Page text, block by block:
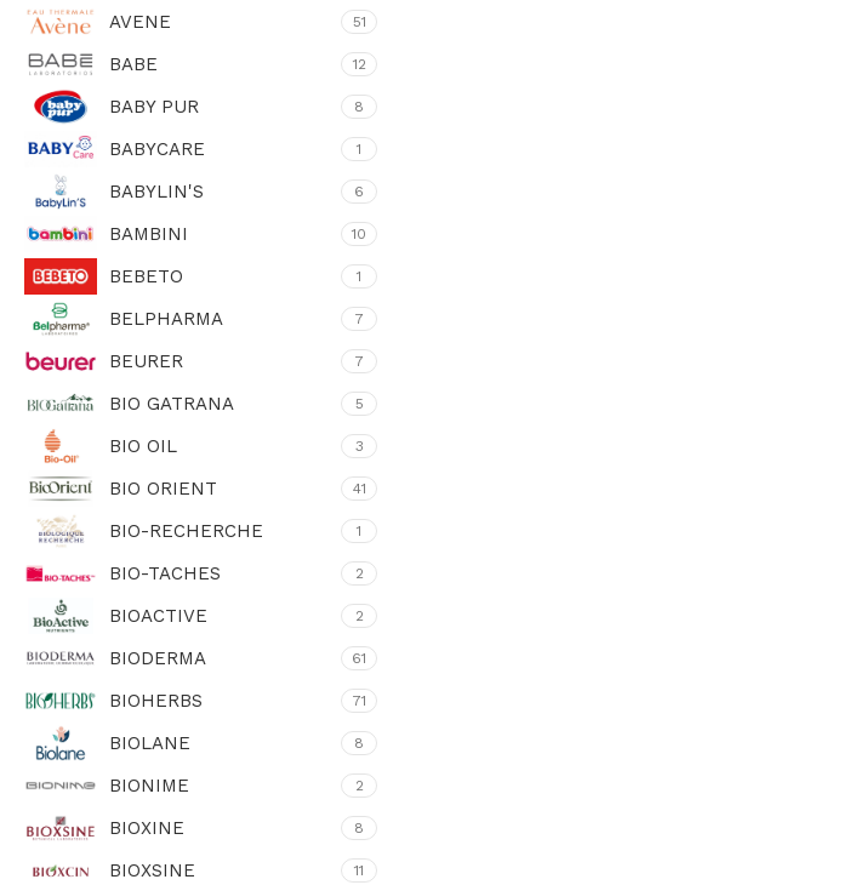
AVENE 51
BABE 12
BABY PUR 8
BABYCARE 1
BABYLIN'S 6
BAMBINI 10
BEBETO 1
BELPHARMA 7
BEURER 7
BIO GATRANA 5
BIO OIL 3
BIO ORIENT 41
BIO-RECHERCHE 1
BIO-TACHES 2
BIOACTIVE 2
BIODERMA 61
BIOHERBS 71
BIOLANE 8
BIONIME 2
BIOXINE 8
BIOXSINE 11